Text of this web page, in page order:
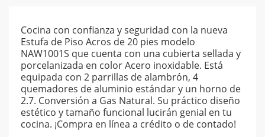
Cocina con confianza y seguridad con la nueva
Estufa de Piso Acros de 20 pies modelo
NAW1001S que cuenta con una cubierta sellada y
porcelanizada en color Acero inoxidable. Está
equipada con 2 parrillas de alambrón, 4
quemadores de aluminio estándar y un horno de
2.7. Conversión a Gas Natural. Su práctico diseño
estético y tamaño funcional lucirán genial en tu
cocina. ¡Compra en línea a crédito o de contado!